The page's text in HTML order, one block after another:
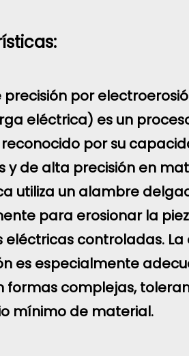
precisión por
eléctrica) es un
por su
y de alta precisión en
utiliza un alambre
para erosionar la
eléctricas controladas.
es especialmente
formas complejas,
mínimo de material.